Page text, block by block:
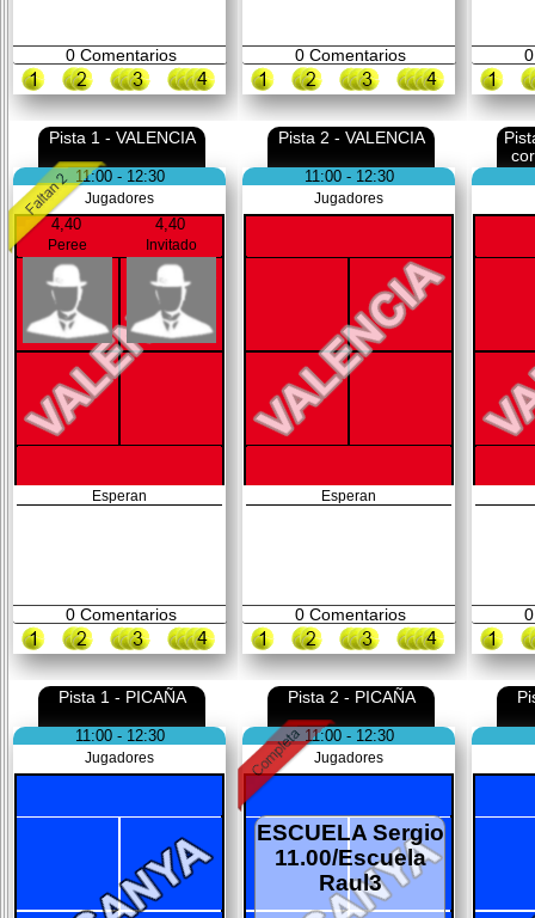
0Comentarios 0Comentarios 0
Pista 1 - VALENCIA
11:00 - 12:30
Jugadores
4,40
Peree
4,40
Invitado
Esperan
0Comentarios
Pista 2 - VALENCIA
11:00 - 12:30
Jugadores
Esperan
0Comentarios 0
Pista 1 - PICAÑA
11:00 - 12:30
Jugadores
Pista 2 - PICAÑA
11:00 - 12:30
Jugadores
ESCUELA Sergio
11.00/Escuela
Raul3